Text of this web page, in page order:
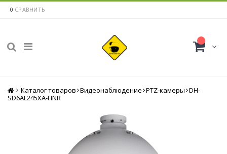
0 СРАВНИТЬ
Главная
Каталог товаров Видеонаблюдение PTZ-камеры DH-
SD6AL245XA-HNR